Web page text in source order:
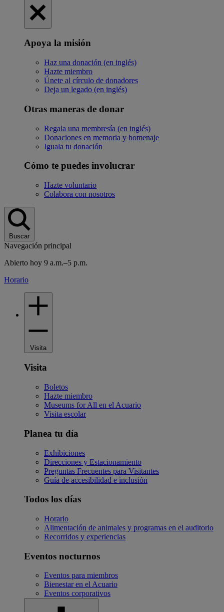
Apoya la misión
Haz una donación (en inglés)
Hazte miembro
Únete al círculo de donadores
Deja un legado (en inglés)
Otras maneras de donar
Regala una membresía (en inglés)
Donaciones en memoria y homenaje
Iguala tu donación
Cómo te puedes involucrar
Hazte voluntario
Colabora con nosotros
Buscar
Navegación principal
Abierto hoy 9 a.m.–5 p.m.
Horario
Visita
Visita
Boletos
Hazte miembro
Museums for All en el Acuario
Visita escolar
Planea tu día
Exhibiciones
Direcciones y Estacionamiento
Preguntas Frecuentes para Visitantes
Guía de accesibilidad e inclusión
Todos los días
Horario
Alimentación de animales y programas en el auditorio
Recorridos y experiencias
Eventos nocturnos
Eventos para miembros
Bienestar en el Acuario
Eventos corporativos